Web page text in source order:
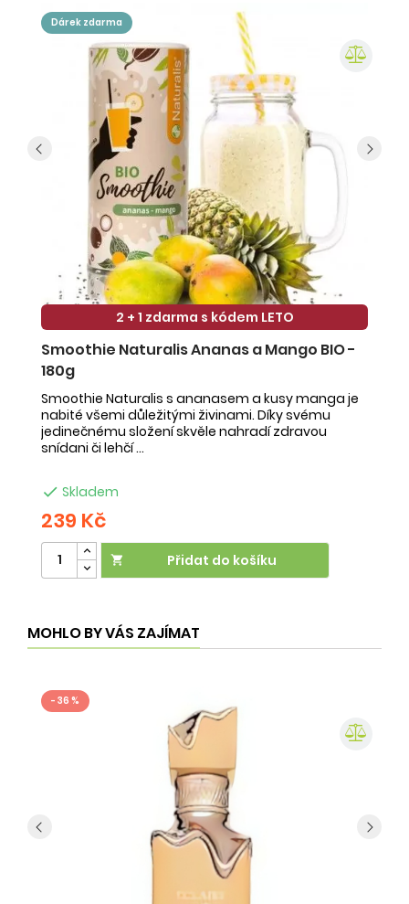
dárek zdarma
2 + 1 zdarma s kódem LETO
Smoothie Naturalis Ananas a Mango BIO -
180g
Smoothie Naturalis s ananasem a kusy manga je
nabité všemi důležitými živinami. Díky svému
jedinečnému složení skvěle nahradí zdravou
snídani či lehčí ...
 Skladem
239 Kč
 Přidat do košíku
MOHLO BY VÁS ZAJÍMAT
- 36 %